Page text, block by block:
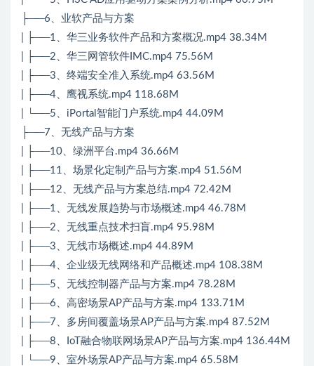
├──6、业软产品与方案
| ├──1、华三业务软件产品和方案概况.mp4 38.34M
| ├──2、华三网管软件IMC.mp4 75.56M
| ├──3、终端安全准入系统.mp4 63.56M
| ├──4、鹰视系统.mp4 118.68M
| └──5、iPortal智能门户系统.mp4 44.09M
├──7、无线产品与方案
| ├──10、绿洲平台.mp4 36.66M
| ├──11、场景化定制产品与方案.mp4 51.56M
| ├──12、无线产品与方案总结.mp4 72.42M
| ├──1、无线发展趋势与市场概述.mp4 46.78M
| ├──2、无线重点技术扫盲.mp4 95.98M
| ├──3、无线市场概述.mp4 44.89M
| ├──4、企业级无线网络和产品概述.mp4 108.38M
| ├──5、无线控制器产品与方案.mp4 78.28M
| ├──6、高密场景AP产品与方案.mp4 133.71M
| ├──7、多房间覆盖场景AP产品与方案.mp4 87.52M
| ├──8、IoT融合物联网场景AP产品与方案.mp4 136.44M
| └──9、室外场景AP产品与方案.mp4 65.58M